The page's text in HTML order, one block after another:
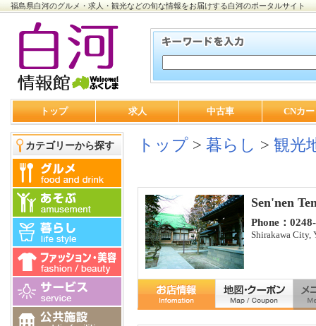
福島県白河のグルメ・求人・観光などの旬な情報をお届けする白河のポータルサイト
トップ 求人 中古車 CNカ
カテゴリーから探す トップ > 暮らし > 観光
Sen'nen
Phone：
Shirakawa City,